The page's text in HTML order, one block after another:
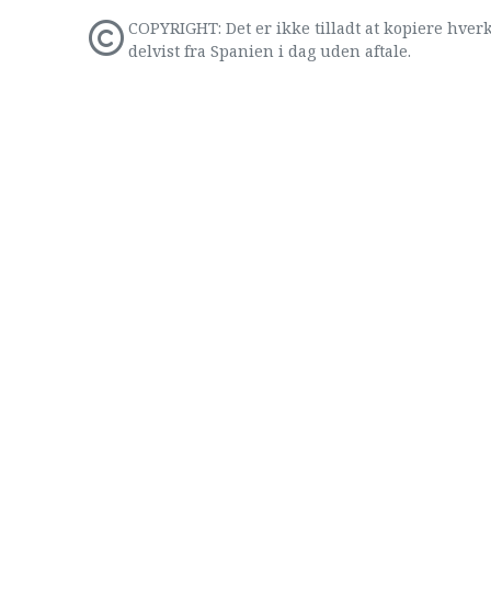
COPYRIGHT: Det er ikke tilladt at kopiere
delvist fra Spanien i dag uden aftale.